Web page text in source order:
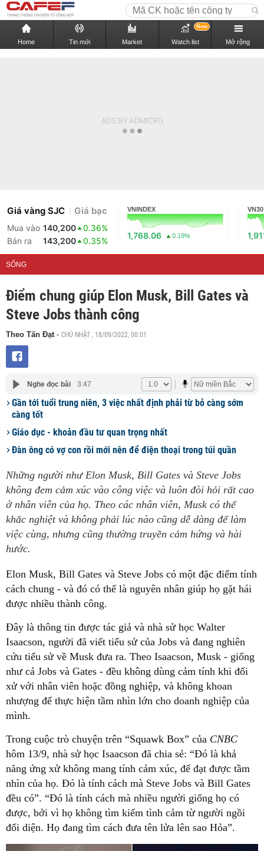
Home Tin mới Market Watch list
New
Mở rộng
Giá vàng SJC Giá bạc
Mua vào 140,200
0.36%
Bán ra
143,200 0.35%
VNINDEX
1,768.06 0.19%
VN30
SỐNG
Điểm chung giúp Elon Musk, Bill Gates và
Steve Jobs thành công
Theo Tấn Đạt- CHỦ NHẬT , 18/09/2022, 00:01
Nghe đọc bài 3:47
Gần tới tuổi trung niên, 3 việc nhất định phải từ bỏ càng sớm
càng tốt
Giáo dục - khoản đầu tư quan trọng nhất
Đàn ông có vợ con rồi mới nên để điện thoại trong túi quần
Những người như Elon Musk, Bill Gates và Steve Jobs
không đem cảm xúc vào công việc và luôn đòi hỏi rất cao
ở nhân viên của họ. Theo các nhân viên, Musk có thể
khắc nghiệt và không phải lúc nào cũng dễ dàng để làm
việc cùng, nhưng cũng thường truyền cảm hứng và hài
hước.
Elon Musk, Bill Gates và Steve Jobs có một đặc điểm tính
cách chung - và đó có thể là nguyên nhân giúp họ gặt hái
được nhiều thành công.
Đây là thông tin được tác giả và nhà sử học Walter
Isaacson, người đã viết tiểu sử của Jobs và đang nghiên
cứu tiểu sử về Musk đưa ra. Theo Isaacson, Musk - giống
như cả Jobs và Gates - đều không dùng cảm tính khi đối
xử với nhân viên hoặc đồng nghiệp, và không khoan
nhượng để thực hiện tầm nhìn lớn cho doanh nghiệp của
mình.
Trong cuộc trò chuyện trên “Squawk Box” của CNBC
hôm 13/9, nhà sử học Isaacson đã chia sẻ: “Đó là khả
năng ứng xử không mang tính cảm xúc, để đạt được tầm
nhìn của họ. Đó là tính cách mà Steve Jobs và Bill Gates
đều có”. “Đó là tính cách mà nhiều người giống họ có
được, bởi vì họ không tìm kiếm tình cảm từ người ngồi
đối diện. Họ đang tìm cách đưa tên lửa lên sao Hỏa”.